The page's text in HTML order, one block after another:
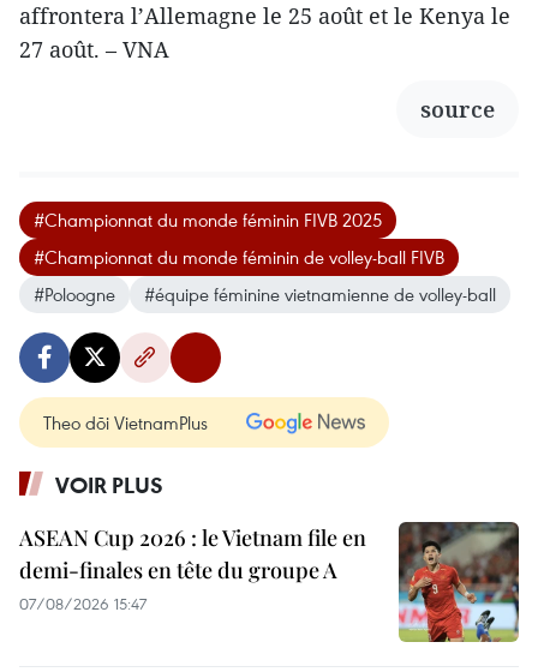
affrontera l’Allemagne le 25 août et le Kenya le
27 août. – VNA
source
#Championnat du monde féminin FIVB 2025
#Championnat du monde féminin de volley-ball FIVB
#Poloogne
#équipe féminine vietnamienne de volley-ball
Theo dõi VietnamPlus
VOIR PLUS
ASEAN Cup 2026 : le Vietnam file en
demi-finales en tête du groupe A
07/08/2026 15:47